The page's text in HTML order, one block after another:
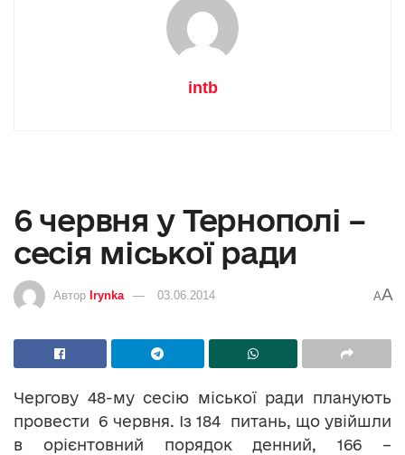
intb
6 червня у Тернополі –
сесія міської ради
Автор Irynka 03.06.2014 AA
Чергову 48-му сесію міської ради планують
провести 6 червня. Із 184 питань, що увійшли
в орієнтовний порядок денний, 166 –